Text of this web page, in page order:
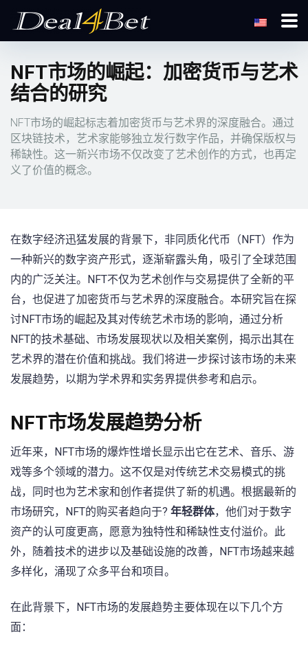
NFT市场的崛起：加密货币与艺术
结合的研究
NFT市场的崛起标志着加密货币与艺术界的深度融合。通过
区块链技术，艺术家能够独立发行数字作品，并确保版权与
稀缺性。这一新兴市场不仅改变了艺术创作的方式，也再定
义了价值的概念。
在数字经济迅猛发展的背景下，非同质化代币（NFT）作为
一种新兴的数字资产形式，逐渐崭露头角，吸引了全球范围
内的广泛关注。NFT不仅为艺术创作与交易提供了全新的平
台，也促进了加密货币与艺术界的深度融合。本研究旨在探
讨NFT市场的崛起及其对传统艺术市场的影响，通过分析
NFT的技术基础、市场发展现状以及相关案例，揭示出其在
艺术界的潜在价值和挑战。我们将进一步探讨该市场的未来
发展趋势，以期为学术界和实务界提供参考和启示。
NFT市场发展趋势分析
近年来，NFT市场的爆炸性增长显示出它在艺术、音乐、游
戏等多个领域的潜力。这不仅是对传统艺术交易模式的挑
战，同时也为艺术家和创作者提供了新的机遇。根据最新的
市场研究，NFT的购买者趋向于? 年轻群体，他们对于数字
资产的认可度更高，愿意为独特性和稀缺性支付溢价。此
外，随着技术的进步以及基础设施的改善，NFT市场越来越
多样化，涌现了众多平台和项目。
在此背景下，NFT市场的发展趋势主要体现在以下几个方
面：